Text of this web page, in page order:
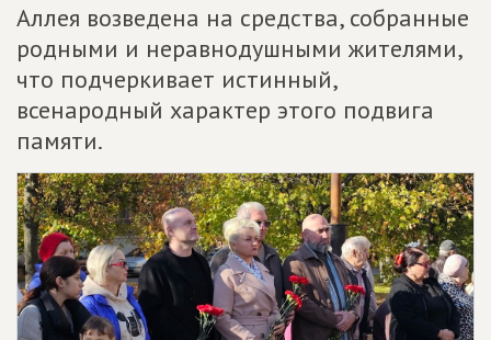
Аллея возведена на средства, собранные
родными и неравнодушными жителями,
что подчеркивает истинный,
всенародный характер этого подвига
памяти.